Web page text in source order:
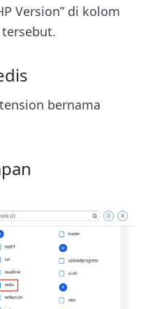
Version” di kolom
bernama